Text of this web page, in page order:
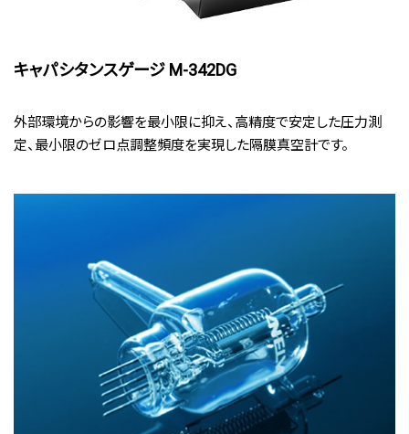
キャパシタンスゲージ M-342DG
外部環境からの影響を最小限に抑え、高精度で安定した圧力測
定、最小限のゼロ点調整頻度を実現した隔膜真空計です。